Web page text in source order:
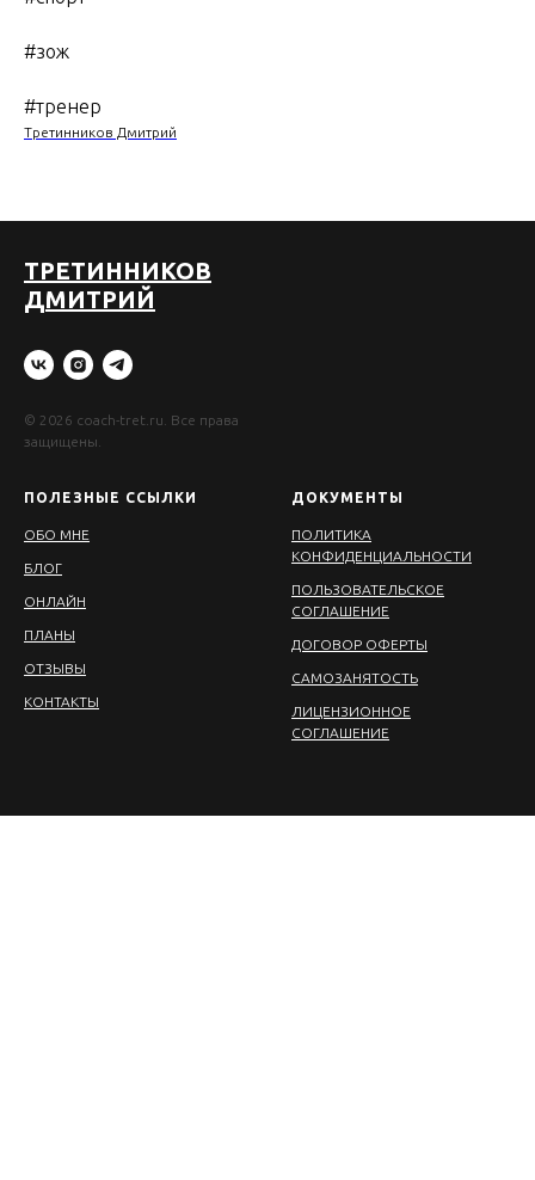
#зож
#тренер
Третинников Дмитрий
ТРЕТИННИКОВ
ДМИТРИЙ
© 2026 coach-tret.ru. Все права
защищены.
ПОЛЕЗНЫЕ ССЫЛКИ
ОБО МНЕ
БЛОГ
ОНЛАЙН
ПЛАНЫ
ОТЗЫВЫ
КОНТАКТЫ
ДОКУМЕНТЫ
ПОЛИТИКА
КОНФИДЕНЦИАЛЬНОСТИ
ПОЛЬЗОВАТЕЛЬСКОЕ
СОГЛАШЕНИЕ
ДОГОВОР ОФЕРТЫ
CАМОЗАНЯТОСТЬ
ЛИЦЕНЗИОННОЕ
СОГЛАШЕНИЕ